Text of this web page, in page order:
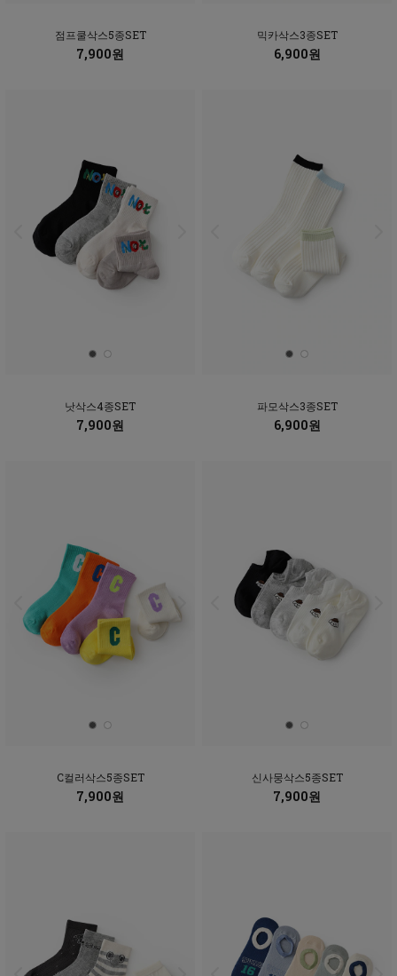
점프쿨삭스5종SET
7,900원
믹카삭스3종SET
6,900원
낫삭스4종SET
7,900원
파모삭스3종SET
6,900원
C컬러삭스5종SET
7,900원
신사뭉삭스5종SET
7,900원